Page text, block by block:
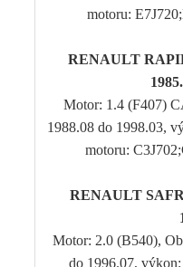
motoru:
RENAULT
Motor: 1.4 (F407)
1988.08 do 1998.03,
motoru:
RENAULT
Motor: 2.0 (B540),
do 1996.07,